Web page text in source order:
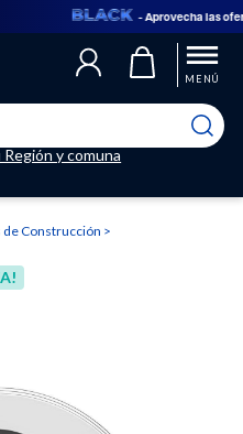
- Aprovecha las
MENÚ
y comuna
correctamente
lista de favoritos correctamente
permitidos, para agregar
elimina los que ya no necesitas.
Construcción